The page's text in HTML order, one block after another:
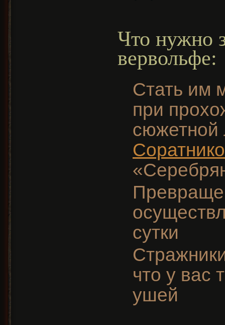
Что нужно
вервольфе:
Стать им
при
сюжетной
сутки
что у вас
ушей